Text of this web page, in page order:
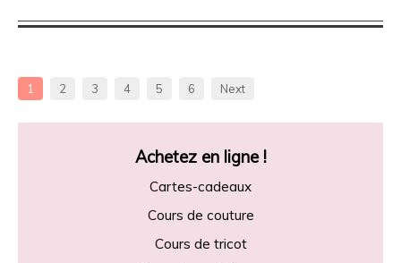
1 2 3 4 5 6 Next
Achetez en ligne !
Cartes-cadeaux
Cours de couture
Cours de tricot